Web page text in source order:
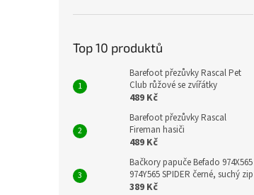
Top 10 produktů
Barefoot přezůvky Rascal Pet
Club růžové se zvířátky
489 Kč
Barefoot přezůvky Rascal
Fireman hasiči
489 Kč
Bačkory papuče Befado 974X565
974Y565 SPIDER černé, suchý zip
389 Kč